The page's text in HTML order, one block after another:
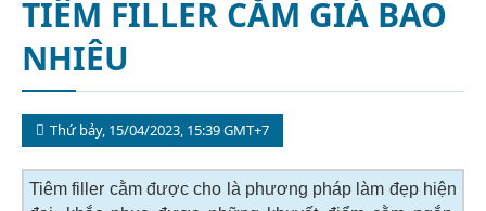
TIÊM FILLER CẰM GIÁ BAO
NHIÊU
Thứ bảy, 15/04/2023, 15:39 GMT+7
Tiêm filler cằm được cho là phương pháp làm đẹp hiện